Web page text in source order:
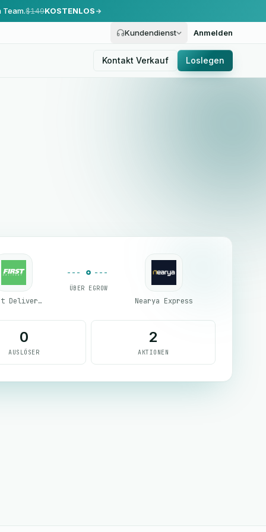
Team.$149KOSTENLOS
Kundendienst Anmelden
Kontakt Verkauf Loslegen
First Delivery Group
ÜBER EGROW
Nearya Express
0
AUSLÖSER
2
AKTIONEN